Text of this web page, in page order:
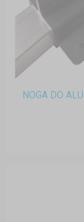
NOGA DO